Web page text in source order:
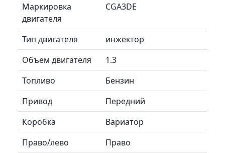
Маркировка
двигателя
CGA3DE
Тип двигателя
инжектор
Объем двигателя
1.3
Топливо
Бензин
Привод
Передний
Коробка
Вариатор
Право/лево
Право